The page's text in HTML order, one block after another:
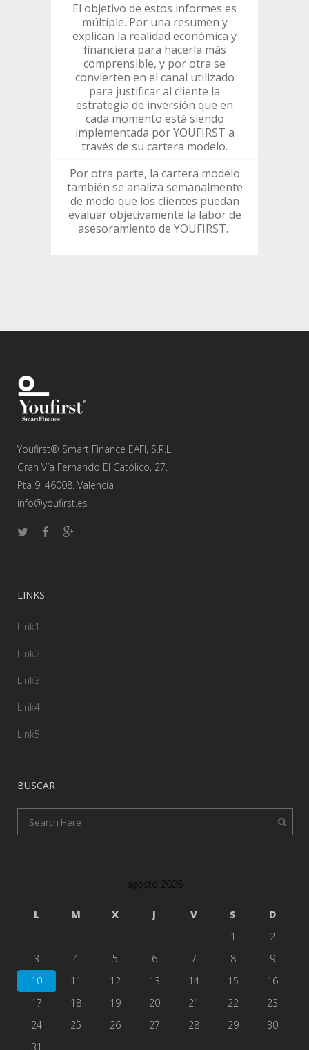
El objetivo de estos informes es
múltiple. Por una resumen y
explican la realidad económica y
financiera para hacerla más
comprensible, y por otra se
convierten en el canal utilizado
para justificar al cliente la
estrategia de inversión que en
cada momento está siendo
implementada por YOUFIRST a
través de su cartera modelo.
Por otra parte, la cartera modelo
también se analiza semanalmente
de modo que los clientes puedan
evaluar objetivamente la labor de
asesoramiento de YOUFIRST.
Youfirst® Smart Finance EAFI, S.R.L.
Gran Vía Fernando El Católico, 27.
Pta 9. 46008. Valencia
info@youfirst.es
LINKS
Link1
Link2
Link3
Link4
Link5
BUSCAR
agosto 2026
L M X J V S
D
1
2
3
4 5 6 7 8
9
10
11 12 13 14 15
16
17
18 19 20 21 22
23
24
25 26 27 28 29
30
31